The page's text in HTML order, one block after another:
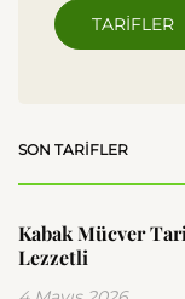
TARIFLER
SON TARIFLER
Kabak Mücver
Lezzetli